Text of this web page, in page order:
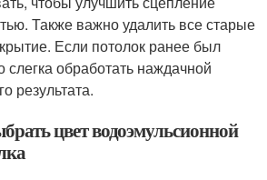
Также важно удалить все старые
Если потолок ранее был
обработать наждачной
результата.
цвет водоэмульсионной